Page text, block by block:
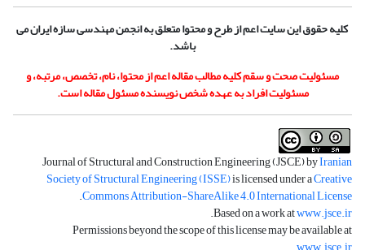
کلیه حقوق این سایت اعم از طرح و محتوا متعلق به انجمن مهندسی سازه ایران می
باشد.
مسئولیت صحت و سقم کلیه مطالب مقاله اعم از محتوا، نام، تخصص، مرتبه، و
مسئولیت افراد به عهده شخص نویسنده مسئول مقاله است.
Journal of Structural and Construction Engineering (JSCE) byIranian
Society of Structural Engineering (ISSE)is licensed under aCreative
Commons Attribution-ShareAlike 4.0 International License
.
Based on a work atwww.jsce.ir
.
Permissions beyond the scope of this license may be available at